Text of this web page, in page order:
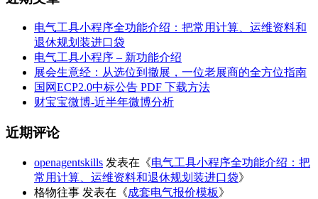
电气工具小程序全功能介绍：把常用计算、运维资料和
退休规划装进口袋
电气工具小程序 – 新功能介绍
展会生意经：从选位到撤展，一位老展商的全方位指南
国网ECP2.0中标公告 PDF 下载方法
财宝宝微博-近半年微博分析
近期评论
openagentskills 发表在《电气工具小程序全功能介绍：把
常用计算、运维资料和退休规划装进口袋》
格物往事 发表在《成套电气报价模板》